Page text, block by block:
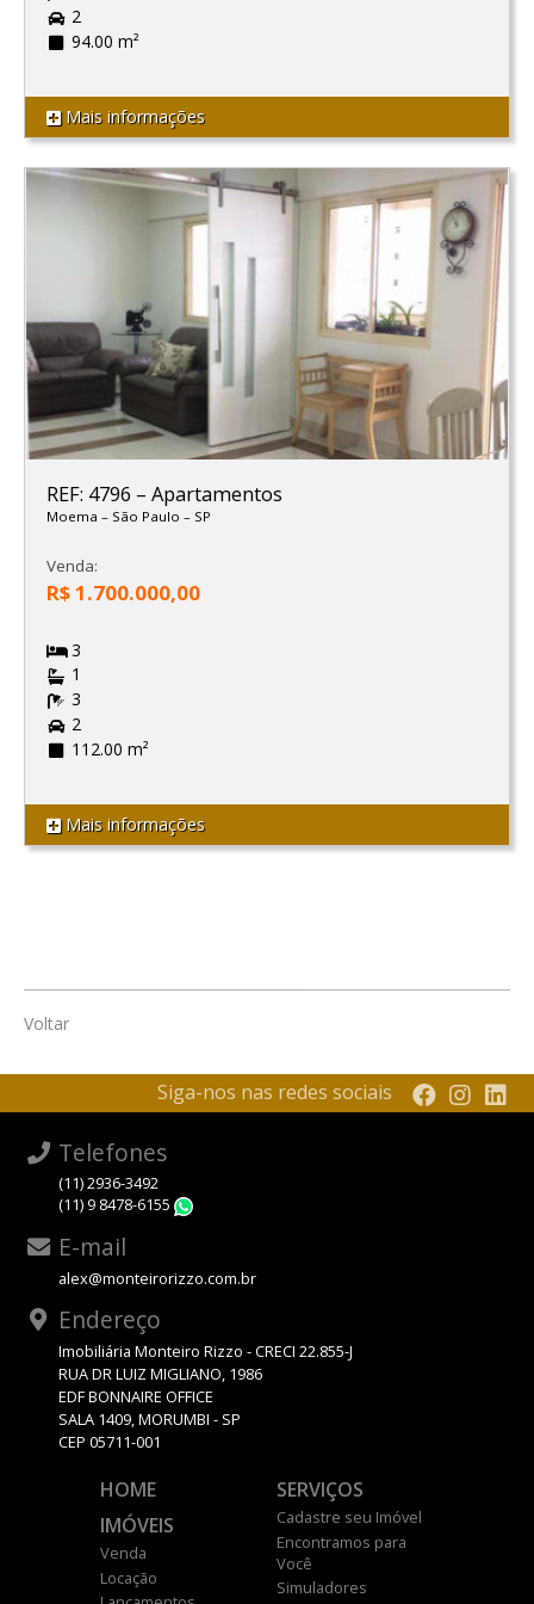
2
94.00 m²
Mais informações
REF: 4796 – Apartamentos
Moema – São Paulo – SP
Venda:
R$ 1.700.000,00
3
1
3
2
112.00 m²
Mais informações
Voltar
Siga-nos nas redes sociais
Telefones
(11) 2936-3492
(11) 9 8478-6155
E-mail
alex@monteirorizzo.com.br
Endereço
Imobiliária Monteiro Rizzo - CRECI 22.855-J
RUA DR LUIZ MIGLIANO, 1986
EDF BONNAIRE OFFICE
SALA 1409, MORUMBI - SP
CEP 05711-001
HOME
IMÓVEIS
Venda
Locação
SERVIÇOS
Cadastre seu Imóvel
Encontramos para
Você
Simuladores